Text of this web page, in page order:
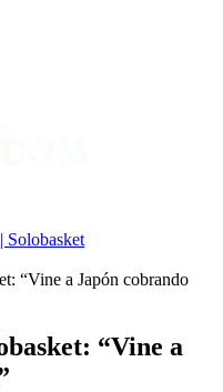
Solobasket
“Vine a Japón cobrando
“Vine a